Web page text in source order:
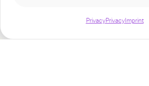
PrivacyPrivacyImprint